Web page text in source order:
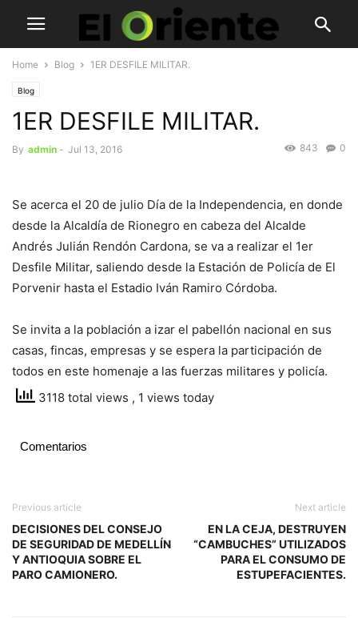
Home Blog 1ER DESFILE MILITAR.
Blog
1ER DESFILE MILITAR.
By admin - Jul 13, 2016 0
843
Se acerca el 20 de julio Día de la Independencia, en donde
desde la Alcaldía de Rionegro en cabeza del Alcalde
Andrés Julián Rendón Cardona, se va a realizar el 1er
Desfile Militar, saliendo desde la Estación de Policía de El
Porvenir hasta el Estadio Iván Ramiro Córdoba.
Se invita a la población a izar el pabellón nacional en sus
casas, fincas, empresas y se espera la participación de
todos en este homenaje a las fuerzas militares y policía.
3118 total views , 1 views today
Comentarios
Previous article
DECISIONES DEL CONSEJO
DE SEGURIDAD DE MEDELLÍN
Y ANTIOQUIA SOBRE EL
PARO CAMIONERO.
Next article
EN LA CEJA, DESTRUYEN
“CAMBUCHES” UTILIZADOS
PARA EL CONSUMO DE
ESTUPEFACIENTES.